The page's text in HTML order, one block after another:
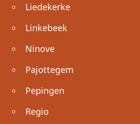
Liedekerke
Linkebeek
Ninove
Pajottegem
Pepingen
Regio